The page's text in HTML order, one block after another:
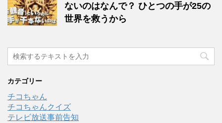
ないのはなんで？ ひとつの手が25の
世界を救うから
カテゴリー
チコちゃん
チコちゃんクイズ
テレビ放送事前告知